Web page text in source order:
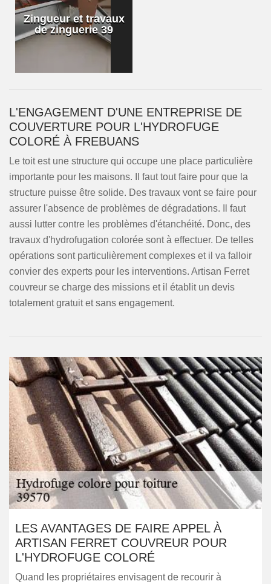
Zingueur et travaux
de zinguerie 39
L'ENGAGEMENT D'UNE ENTREPRISE DE
COUVERTURE POUR L'HYDROFUGE
COLORÉ À FREBUANS
Le toit est une structure qui occupe une place particulière
importante pour les maisons. Il faut tout faire pour que la
structure puisse être solide. Des travaux vont se faire pour
assurer l'absence de problèmes de dégradations. Il faut
aussi lutter contre les problèmes d'étanchéité. Donc, des
travaux d'hydrofugation colorée sont à effectuer. De telles
opérations sont particulièrement complexes et il va falloir
convier des experts pour les interventions. Artisan Ferret
couvreur se charge des missions et il établit un devis
totalement gratuit et sans engagement.
LES AVANTAGES DE FAIRE APPEL À
ARTISAN FERRET COUVREUR POUR
L'HYDROFUGE COLORÉ
Quand les propriétaires envisagent de recourir à